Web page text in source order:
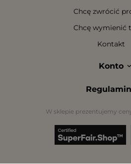
Chcę zwrócić
Chcę wymienić
Kontakt
Konto
W sklepie prezentujemy